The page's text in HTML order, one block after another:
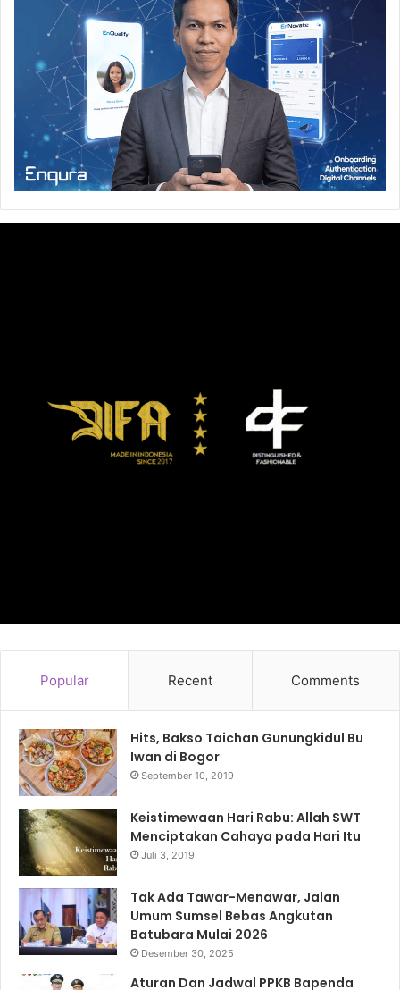
Popular Recent Comments
Hits, Bakso Taichan Gunungkidul Bu
Iwan di Bogor
September 10, 2019
Keistimewaan Hari Rabu: Allah SWT
Menciptakan Cahaya pada Hari Itu
Juli 3, 2019
Tak Ada Tawar-Menawar, Jalan
Umum Sumsel Bebas Angkutan
Batubara Mulai 2026
Desember 30, 2025
Aturan Dan Jadwal PPKB Bapenda